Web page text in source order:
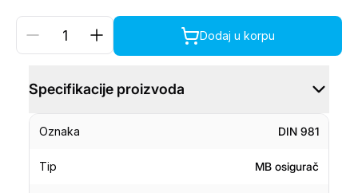
Dodaj u korpu
Specifikacije proizvoda
Oznaka DIN 981
Tip MB osigurač